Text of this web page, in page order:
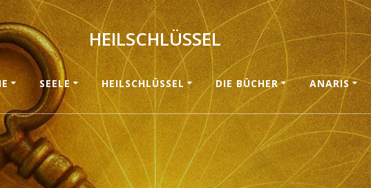
HEILSCHLÜSSEL
SEELE HEILSCHLÜSSEL DIE BÜCHER ANARIS